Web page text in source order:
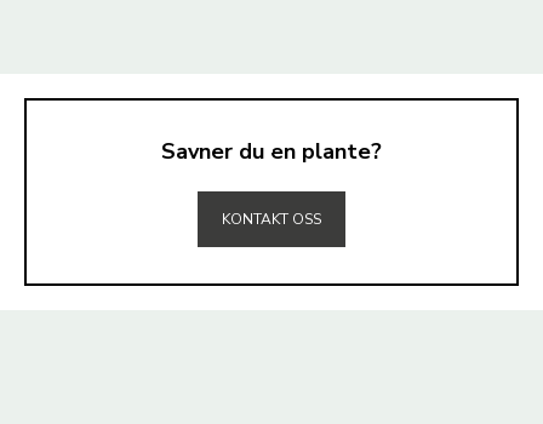
Savner du en plante?
KONTAKT OSS